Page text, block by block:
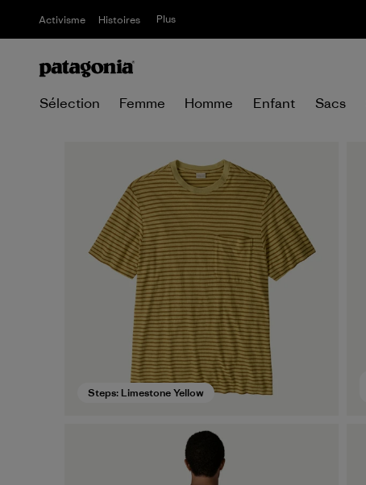
Activisme Histoires Plus
Sélection Femme Homme Enfant Sacs
Steps: Limestone Yellow